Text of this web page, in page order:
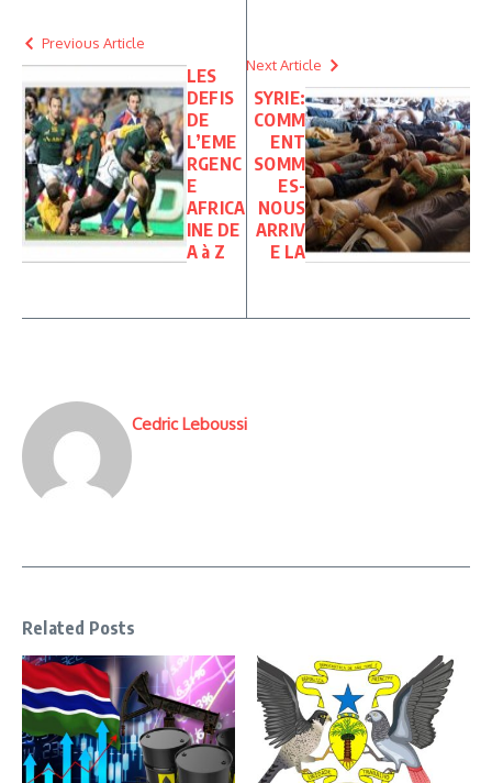
Previous Article
LES
DEFIS
DE
L’EME
RGENC
E
AFRICA
INE DE
A à Z
Next Article
SYRIE:
COMM
ENT
SOMM
ES-
NOUS
ARRIV
E LA
Cedric Leboussi
Related Posts